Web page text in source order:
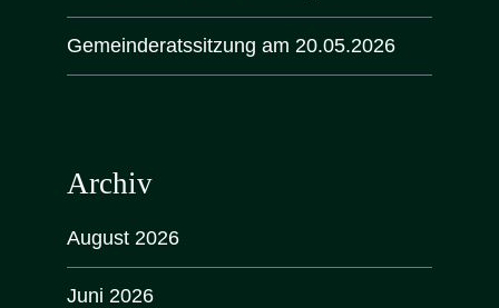
Gemeinderatssitzung am 20.05.2026
Archiv
August 2026
Juni 2026